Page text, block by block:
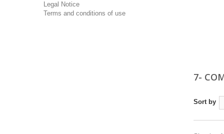
Legal Notice
Terms and conditions of use
7-
Sort by